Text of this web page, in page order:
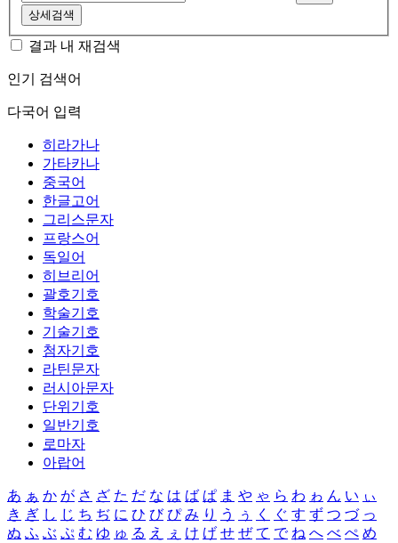
상세검색
결과 내 재검색
인기 검색어
다국어 입력
히라가나
가타카나
중국어
한글고어
그리스문자
프랑스어
독일어
히브리어
괄호기호
학술기호
기술기호
첨자기호
라틴문자
러시아문자
단위기호
일반기호
로마자
아랍어
あ ぁ か が さ ざ た だ な は ば ぱ ま や ゃ ら わ ゎ ん い ぃ
き ぎ し じ ち ぢ に ひ び ぴ み り う ぅ く ぐ す ず つ づ っ
ぬ ふ ぶ ぷ む ゆ ゅ る え ぇ け げ せ ぜ て で ね へ べ ぺ め